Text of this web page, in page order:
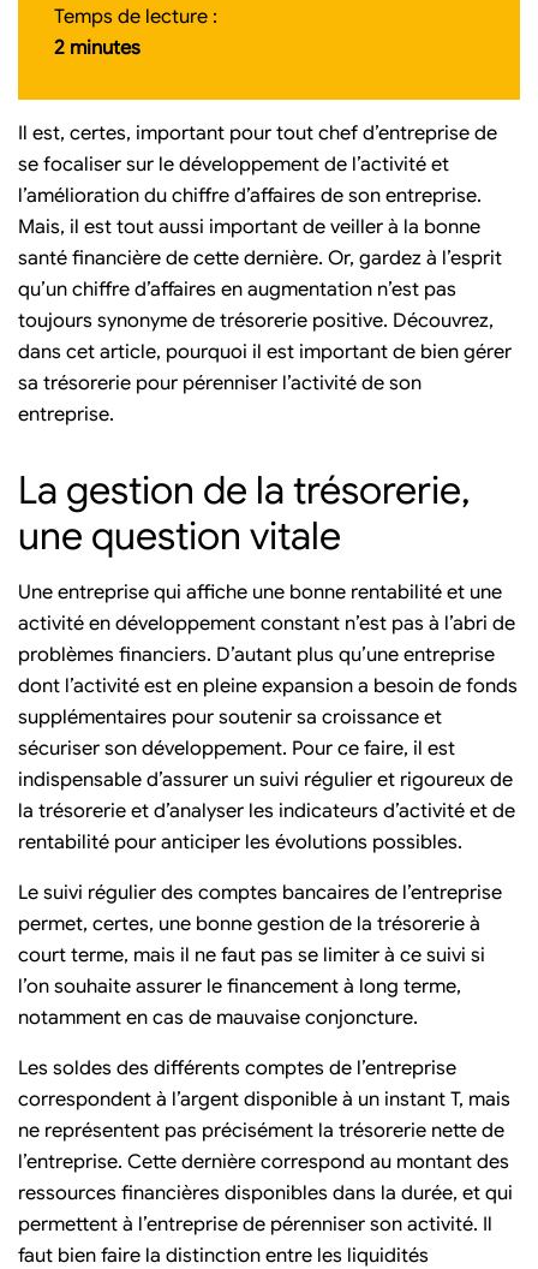
Temps de lecture :
2 minutes
Il est, certes, important pour tout chef d’entreprise de
se focaliser sur le développement de l’activité et
l’amélioration du chiffre d’affaires de son entreprise.
Mais, il est tout aussi important de veiller à la bonne
santé financière de cette dernière. Or, gardez à l’esprit
qu’un chiffre d’affaires en augmentation n’est pas
toujours synonyme de trésorerie positive. Découvrez,
dans cet article, pourquoi il est important de bien gérer
sa trésorerie pour pérenniser l’activité de son
entreprise.
La gestion de la trésorerie,
une question vitale
Une entreprise qui affiche une bonne rentabilité et une
activité en développement constant n’est pas à l’abri de
problèmes financiers. D’autant plus qu’une entreprise
dont l’activité est en pleine expansion a besoin de fonds
supplémentaires pour soutenir sa croissance et
sécuriser son développement. Pour ce faire, il est
indispensable d’assurer un suivi régulier et rigoureux de
la trésorerie et d’analyser les indicateurs d’activité et de
rentabilité pour anticiper les évolutions possibles.
Le suivi régulier des comptes bancaires de l’entreprise
permet, certes, une bonne gestion de la trésorerie à
court terme, mais il ne faut pas se limiter à ce suivi si
l’on souhaite assurer le financement à long terme,
notamment en cas de mauvaise conjoncture.
Les soldes des différents comptes de l’entreprise
correspondent à l’argent disponible à un instant T, mais
ne représentent pas précisément la trésorerie nette de
l’entreprise. Cette dernière correspond au montant des
ressources financières disponibles dans la durée, et qui
permettent à l’entreprise de pérenniser son activité. Il
faut bien faire la distinction entre les liquidités